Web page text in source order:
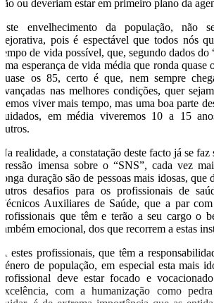
são ou deveriam estar em primeiro plano da
Este envelhecimento da população, não
pejorativa, pois é espectável que todos nós
tempo de vida possível, que, segundo dados do
uma esperança de vida média que ronda quase
quase os 85, certo é que, nem sempre
avançadas nas melhores condições, quer
iremos viver mais tempo, mas uma boa parte
cuidados, em média viveremos 10 a 15
outros.
Na realidade, a constatação deste facto já se
pressão imensa sobre o “SNS”, cada vez
longa duração são de pessoas mais idosas, que
outros desafios para os profissionais de
Técnicos Auxiliares de Saúde, que a par
profissionais que têm e terão a seu cargo o
também emocional, dos que recorrem a estas
A estes profissionais, que têm a
género de população, em especial esta mais
profissional deve estar focado e
excelência, com a humanização como